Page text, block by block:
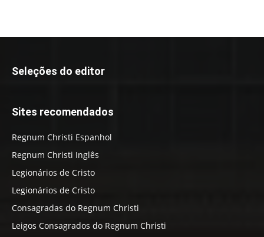
Seleções do editor
Sites recomendados
Regnum Christi Espanhol
Regnum Christi Inglês
Legionários de Cristo
Legionários de Cristo
Consagradas do Regnum Christi
Leigos Consagrados do Regnum Christi